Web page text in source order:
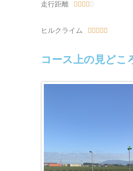
走行距離     
ヒルクライム     
コース上の見どこ